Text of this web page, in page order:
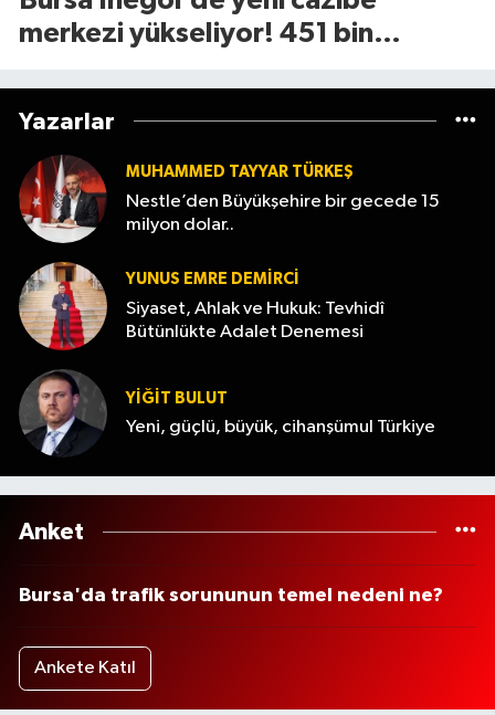
merkezi yükseliyor! 451 bin
Yazarlar
MUHAMMED TAYYAR TÜRKEŞ
Nestle’den Büyükşehire bir gecede 15
milyon dolar..
YUNUS EMRE DEMIRCI
Siyaset, Ahlak ve Hukuk: Tevhidî
Bütünlükte Adalet Denemesi
YİĞİT BULUT
Yeni, güçlü, büyük, cihanşümul Türkiye
Anket
Bursa'da trafik sorununun temel nedeni ne?
Ankete Katıl